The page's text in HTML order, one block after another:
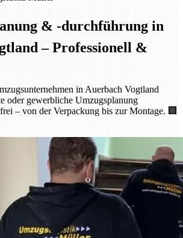
& -durchführung in
– Professionell &
in Auerbach Vogtland
oder gewerbliche Umzugsplanung
– von der Verpackung bis zur Montage. 🏢